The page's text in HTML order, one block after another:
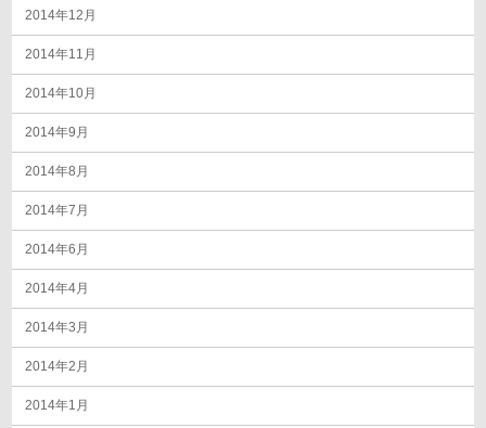
2014年12月
2014年11月
2014年10月
2014年9月
2014年8月
2014年7月
2014年6月
2014年4月
2014年3月
2014年2月
2014年1月